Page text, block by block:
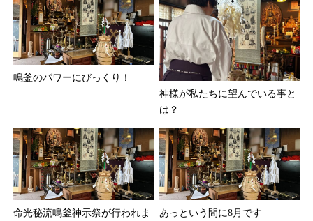
鳴釜のパワーにびっくり！
神様が私たちに望んでいる事と
は？
命光秘流鳴釜神示祭が行われま
あっという間に8月です